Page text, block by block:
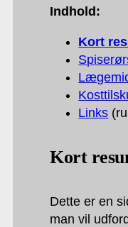
Indhold:
Kort
Links
Kort
Dette er en
man vil